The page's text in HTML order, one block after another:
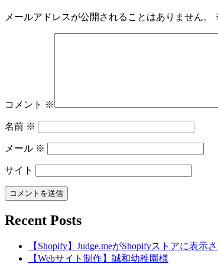
メールアドレスが公開されることはありません。
コメント ※
名前 ※
メール ※
サイト
Recent Posts
【Shopify】Judge.meがShopifyストアに表
【Webサイト制作】誠和幼稚園様